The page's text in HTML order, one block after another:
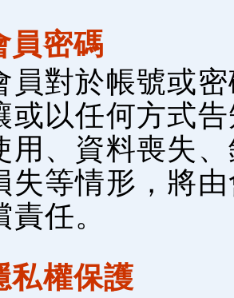
員密碼
員對於帳號或
或以任何方式
用、資料喪失
失等情形，將
責任。
私權保護